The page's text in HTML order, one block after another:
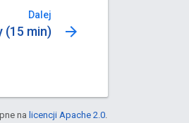
Dalej
(15 min) arrow_forward
na licencji Apache 2.0.